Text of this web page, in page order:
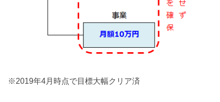
※2019年4月時点で目標大幅クリア済